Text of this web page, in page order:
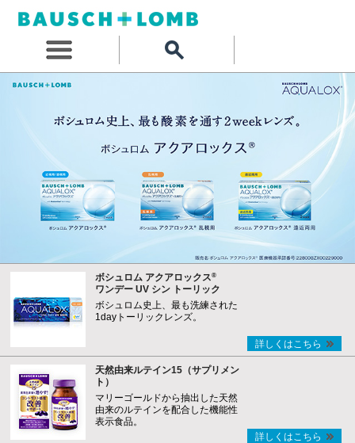
ボシュロム アクアロックス®
ワンデー UV シン トーリック
ボシュロム史上、最も洗練された
1dayトーリックレンズ。
詳しくはこちら
天然由来ルテイン15（サプリメン
ト）
マリーゴールドから抽出した天然
由来のルテインを配合した機能性
表示食品。
詳しくはこちら